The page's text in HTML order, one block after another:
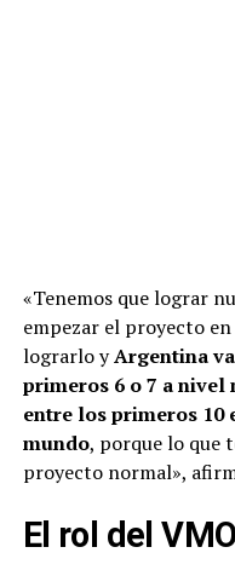
«Tenemos que lograr
empezar el proyecto
lograrlo yArgentina
primeros 6 o 7 a nivel
entre los primeros 10
mundo, porque lo que
proyecto normal»,
El rol del